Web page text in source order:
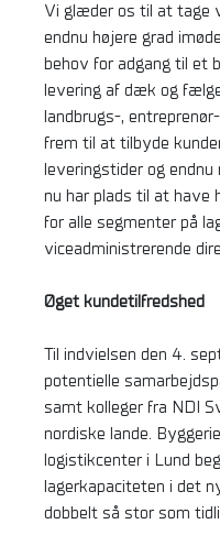
Vi glæder os til at tage
endnu højere grad
behov for adgang til et
levering af dæk og
landbrugs-,
frem til at tilbyde
leveringstider og
nu har plads til at have
for alle segmenter på
viceadministrerende
Øget kundetilfredshed
Til indvielsen den 4.
potentielle
samt kolleger fra NDI
nordiske lande.
logistikcenter i Lund
lagerkapaciteten i det
dobbelt så stor som